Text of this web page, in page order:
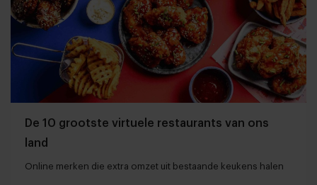
De 10 grootste virtuele restaurants van ons
land
Online merken die extra omzet uit bestaande keukens halen